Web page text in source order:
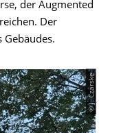
der Augmented
Der
© J. Czarske